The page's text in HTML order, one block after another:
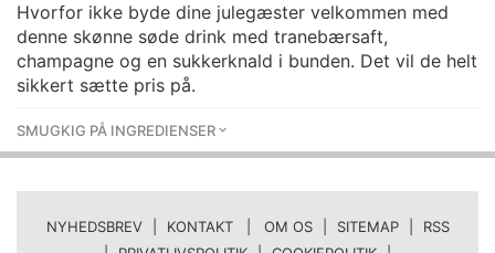
Hvorfor ikke byde dine julegæster velkommen med
denne skønne søde drink med tranebærsaft,
champagne og en sukkerknald i bunden. Det vil de helt
sikkert sætte pris på.
SMUGKIG PÅ INGREDIENSER
NYHEDSBREV KONTAKT | OM OS SITEMAP
RSS